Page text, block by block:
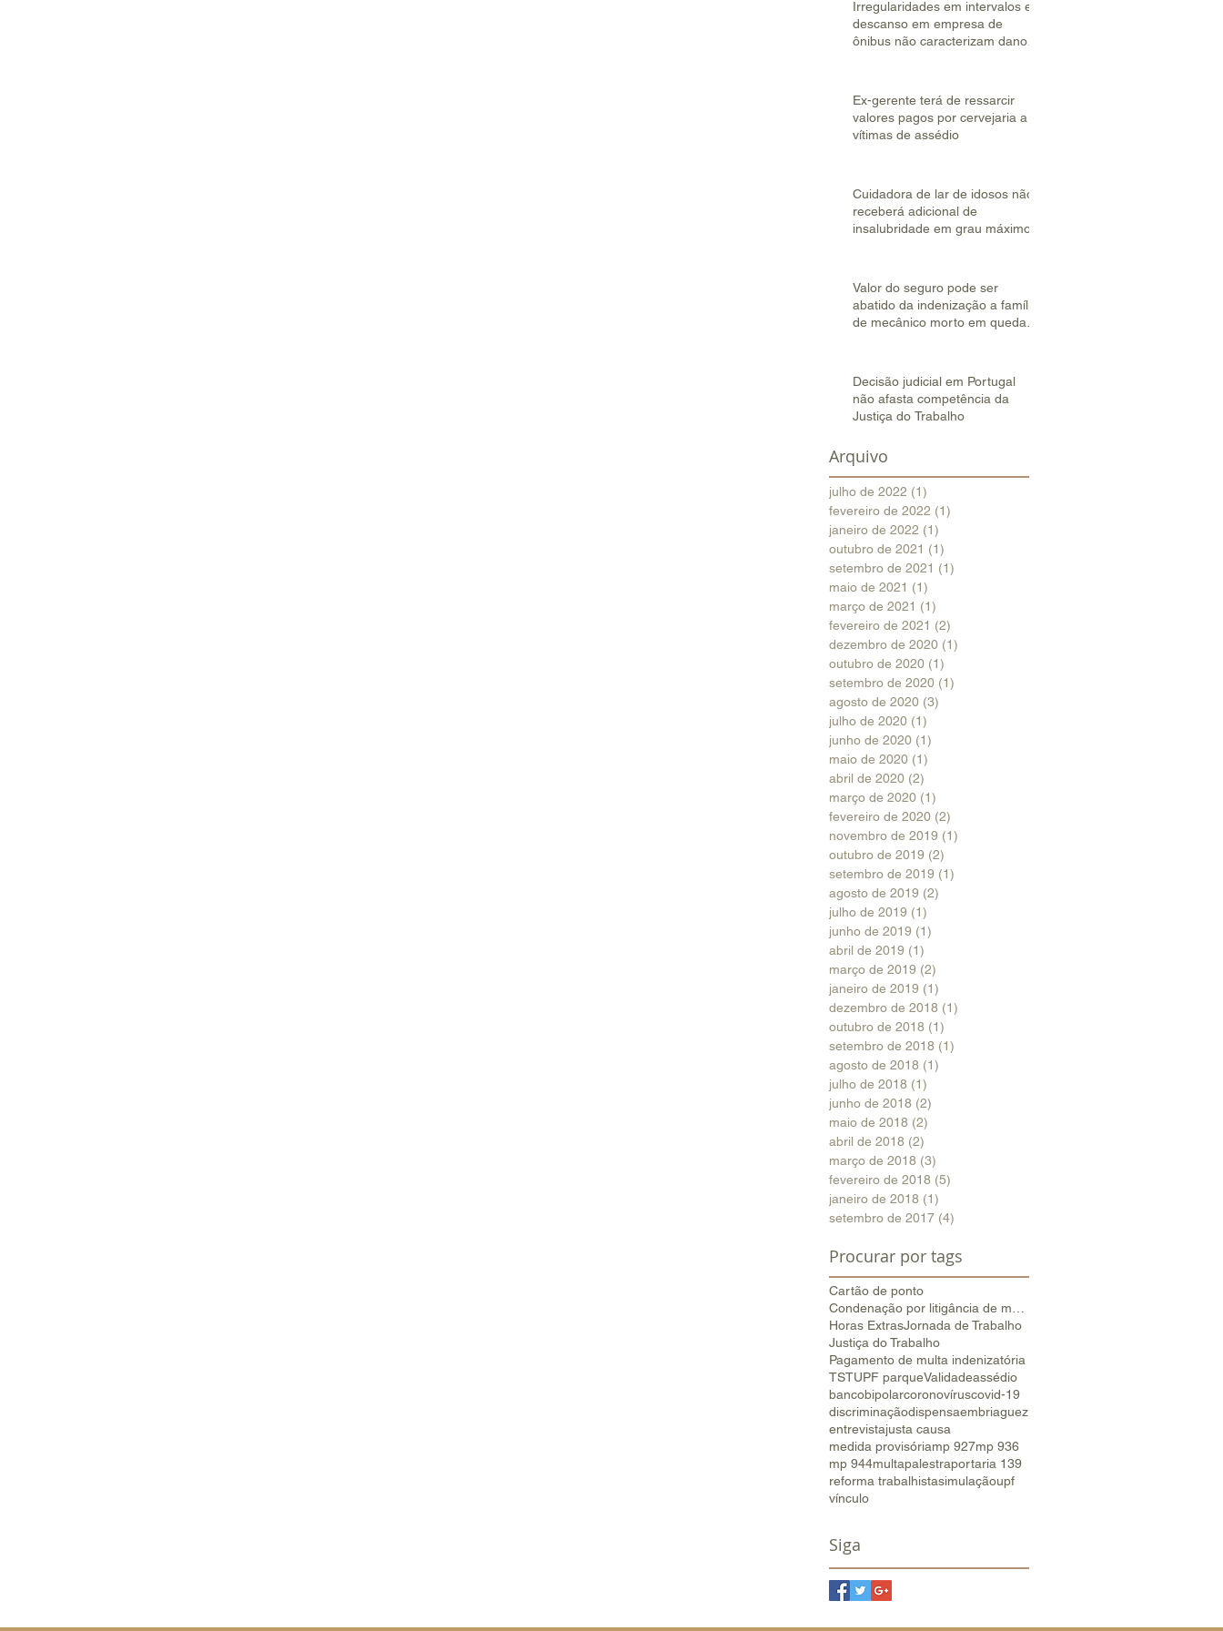
Irregularidades em intervalos e
descanso em empresa de
ônibus não caracterizam dano
Ex-gerente terá de ressarcir
valores pagos por cervejaria a
vítimas de assédio
Cuidadora de lar de idosos não
receberá adicional de
insalubridade em grau máximo
Valor do seguro pode ser
abatido da indenização a família
de mecânico morto em queda
Decisão judicial em Portugal
não afasta competência da
Justiça do Trabalho
Arquivo
julho de 2022 (1)
fevereiro de 2022 (1)
janeiro de 2022 (1)
outubro de 2021 (1)
setembro de 2021 (1)
maio de 2021 (1)
março de 2021 (1)
fevereiro de 2021 (2)
dezembro de 2020 (1)
outubro de 2020 (1)
setembro de 2020 (1)
agosto de 2020 (3)
julho de 2020 (1)
junho de 2020 (1)
maio de 2020 (1)
abril de 2020 (2)
março de 2020 (1)
fevereiro de 2020 (2)
novembro de 2019 (1)
outubro de 2019 (2)
setembro de 2019 (1)
agosto de 2019 (2)
julho de 2019 (1)
junho de 2019 (1)
abril de 2019 (1)
março de 2019 (2)
janeiro de 2019 (1)
dezembro de 2018 (1)
outubro de 2018 (1)
setembro de 2018 (1)
agosto de 2018 (1)
julho de 2018 (1)
junho de 2018 (2)
maio de 2018 (2)
abril de 2018 (2)
março de 2018 (3)
fevereiro de 2018 (5)
janeiro de 2018 (1)
setembro de 2017 (4)
Procurar por tags
Cartão de ponto
Horas ExtrasJornada de Trabalho
Justiça do Trabalho
Pagamento de multa indenizatória
TSTUPF parqueValidadeassédio
bancobipolarcoronovíruscovid-19
discriminaçãodispensaembriaguez
entrevistajusta causa
medida provisóriamp 927mp 936
mp 944multapalestraportaria 139
reforma trabalhistasimulaçãoupf
vínculo
Siga